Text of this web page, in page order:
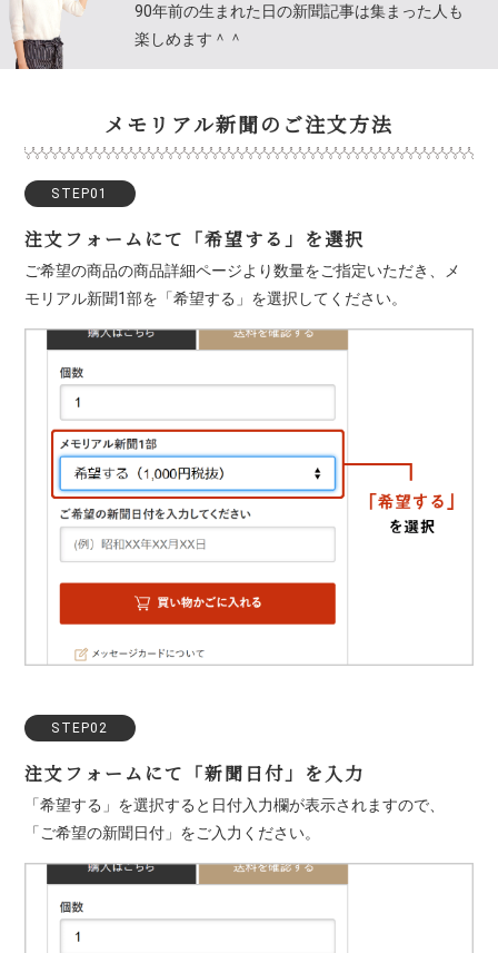
90年前の生まれた日の新聞記事は集まった人も
楽しめます＾＾
メモリアル新聞のご注文方法
STEP01
注文フォームにて「希望する」を選択
ご希望の商品の商品詳細ページより数量をご指定いただき、メ
モリアル新聞1部を「希望する」を選択してください。
STEP02
注文フォームにて「新聞日付」を入力
「希望する」を選択すると日付入力欄が表示されますので、
「ご希望の新聞日付」をご入力ください。